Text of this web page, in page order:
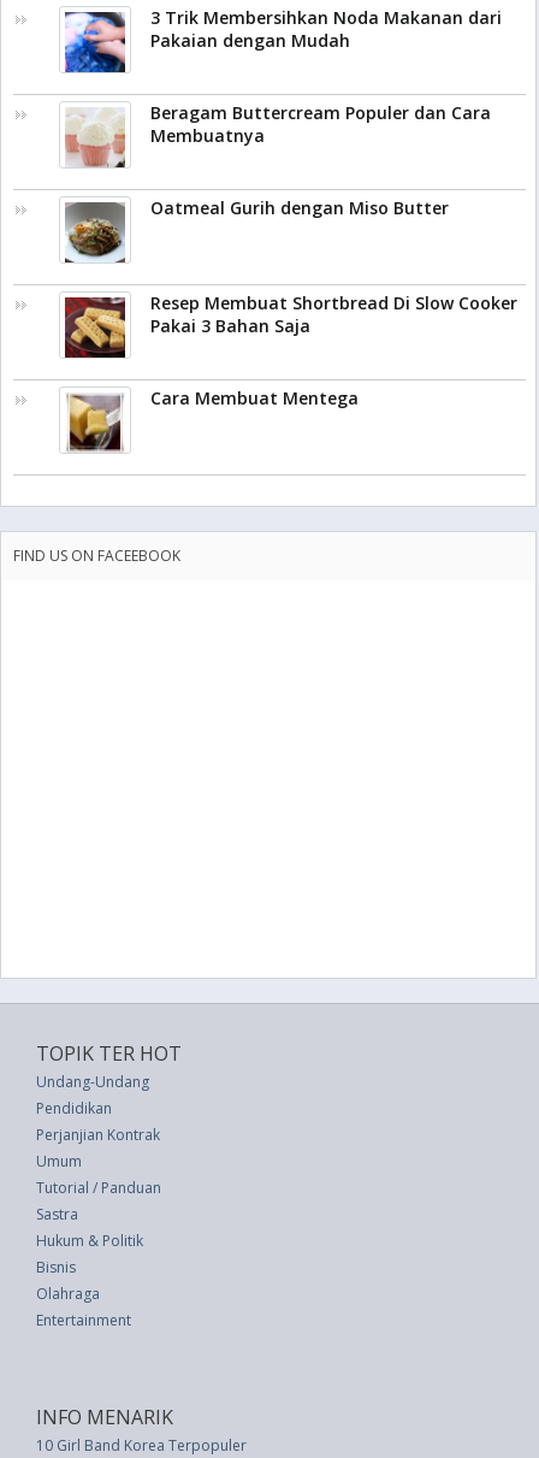
3 Trik Membersihkan Noda Makanan dari
Pakaian dengan Mudah
Beragam Buttercream Populer dan Cara
Membuatnya
Oatmeal Gurih dengan Miso Butter
Resep Membuat Shortbread Di Slow Cooker
Pakai 3 Bahan Saja
Cara Membuat Mentega
FIND US ON FACEEBOOK
TOPIK TER HOT
Undang-Undang
Pendidikan
Perjanjian Kontrak
Umum
Tutorial / Panduan
Sastra
Hukum & Politik
Bisnis
Olahraga
Entertainment
INFO MENARIK
10 Girl Band Korea Terpopuler